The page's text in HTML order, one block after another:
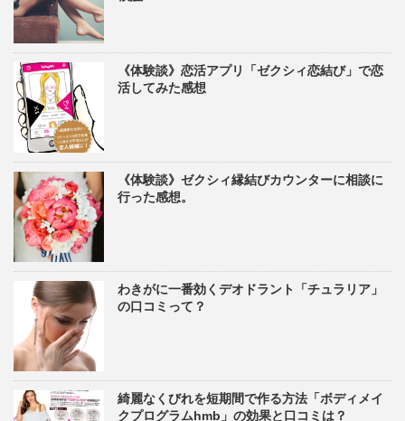
《体験談》恋活アプリ「ゼクシィ恋結び」で恋
活してみた感想
《体験談》ゼクシィ縁結びカウンターに相談に
行った感想。
わきがに一番効くデオドラント「チュラリア」
の口コミって？
綺麗なくびれを短期間で作る方法「ボディメイ
クプログラムhmb」の効果と口コミは？